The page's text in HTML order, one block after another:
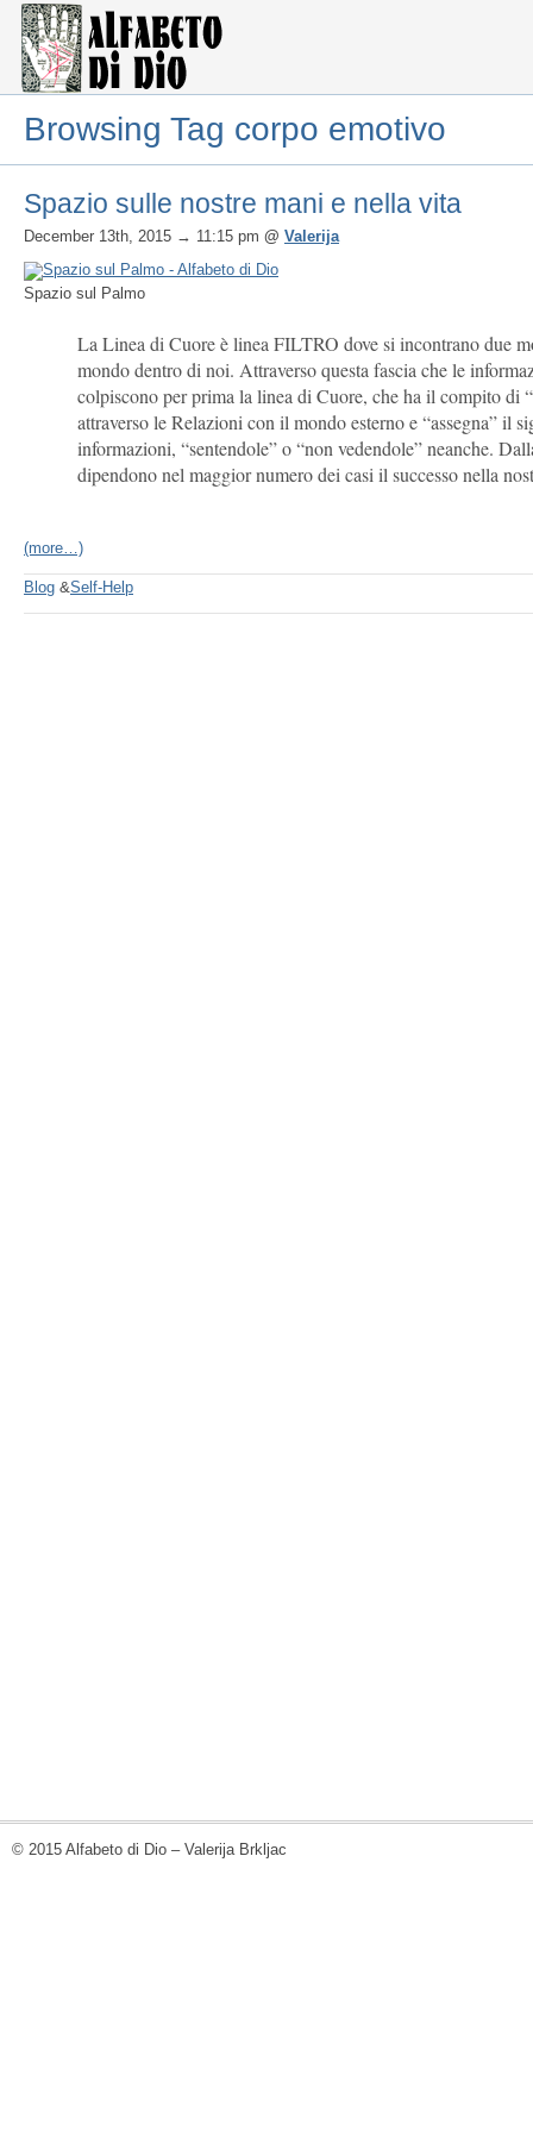
Browsing Tag corpo emotivo
Spazio sulle nostre mani e nella vita
December 13th, 2015 → 11:15 pm @ Valerija
Spazio sul Palmo
La Linea di Cuore è linea FILTRO dove si incontrano due
mondo dentro di noi. Attraverso questa fascia che le
colpiscono per prima la linea di Cuore, che ha il compito di
attraverso le Relazioni con il mondo esterno e “assegna” il
informazioni, “sentendole” o “non vedendole” neanche.
dipendono nel maggior numero dei casi il successo nella
(more…)
Blog &Self-Help
© 2015 Alfabeto di Dio – Valerija Brkljac